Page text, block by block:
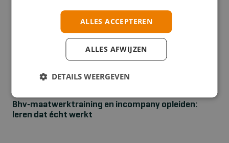
Bhv‑maatwerktraining en incompany opleiden:
leren dat écht werkt
ALLES ACCEPTEREN
ALLES AFWIJZEN
DETAILS WEERGEVEN